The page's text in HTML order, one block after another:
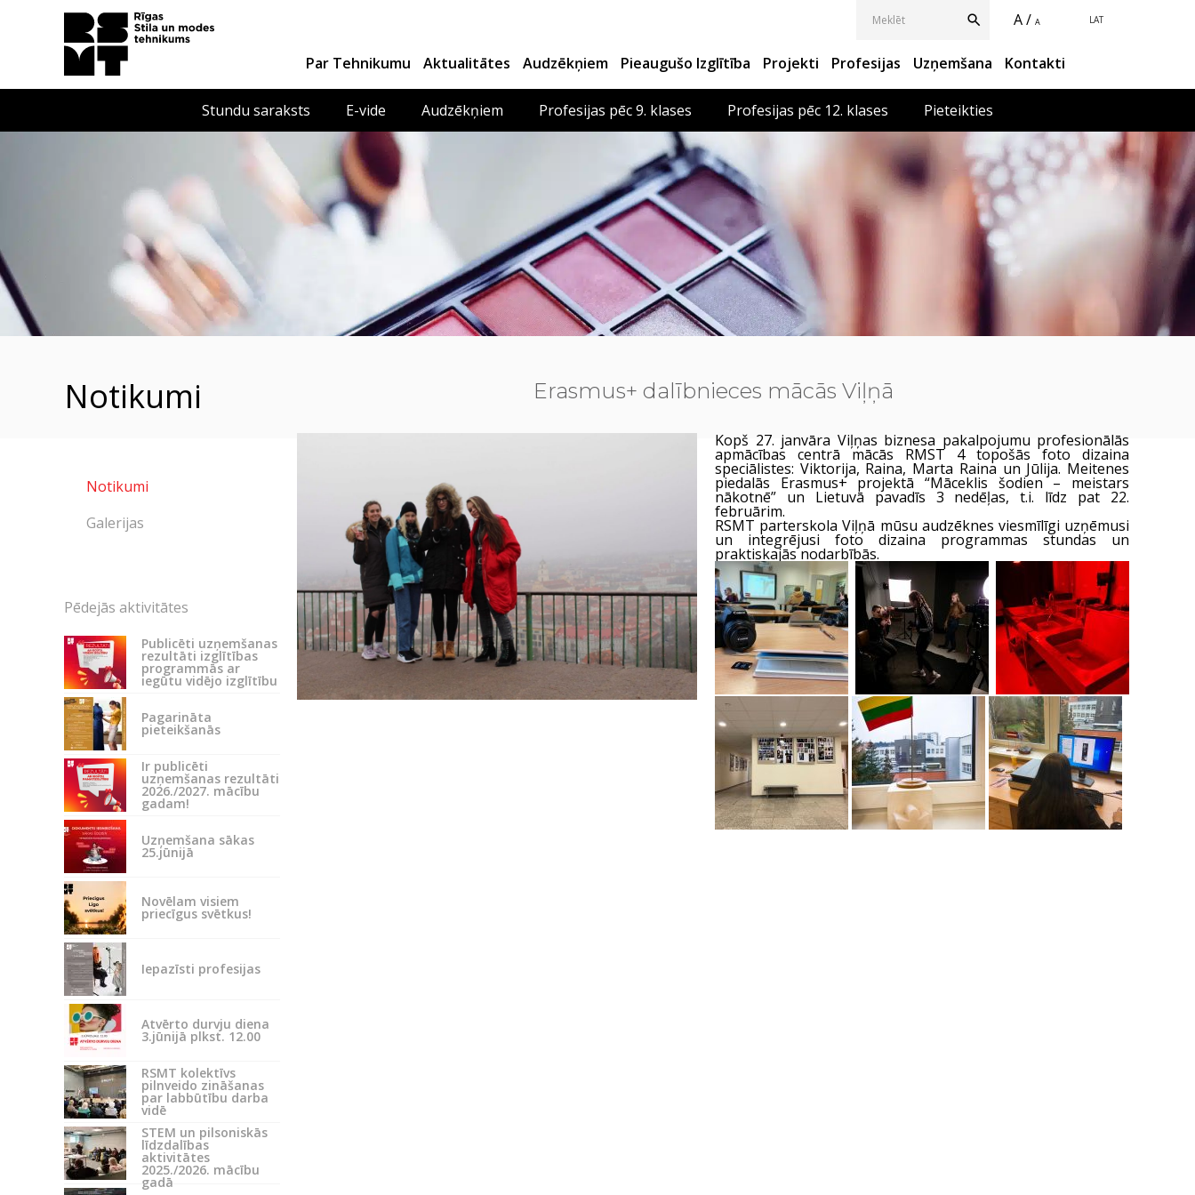
LAT
A / A
Par Tehnikumu Aktualitātes Audzēkņiem Pieaugušo Izglītība Projekti Profesijas Uzņemšana Kontakti
Stundu saraksts E-vide Audzēkņiem Profesijas pēc 9. klases Profesijas pēc 12. klases Pieteikties
notikumi
Notikumi
Galerijas
Pēdejās aktivitātes
Publicēti uzņemšanas
rezultāti izglītības
programmās ar
iegūtu vidējo izglītību
Pagarināta
pieteikšanās
Ir publicēti
uzņemšanas rezultāti
2026./2027. mācību
gadam!
Uzņemšana sākas
25.jūnijā
Novēlam visiem
priecīgus svētkus!
Iepazīsti profesijas
Atvērto durvju diena
3.jūnijā plkst. 12.00
RSMT kolektīvs
pilnveido zināšanas
par labbūtību darba
vidē
STEM un pilsoniskās
līdzdalības
aktivitātes
2025./2026. mācību
gadā
Erasmus+ dalībnieces mācās Viļņā
Kopš 27. janvāra Viļņas biznesa pakalpojumu profesionālās
apmācības centrā mācās RMST 4 topošās foto dizaina
speciālistes: Viktorija, Raina, Marta Raina un Jūlija. Meitenes
piedalās Erasmus+ projektā “Māceklis šodien – meistars
nākotnē” un Lietuvā pavadīs 3 nedēļas, t.i. līdz pat 22.
februārim.
RSMT parterskola Viļņā mūsu audzēknes viesmīlīgi uzņēmusi
un integrējusi foto dizaina programmas stundas un
praktiskajās nodarbībās.